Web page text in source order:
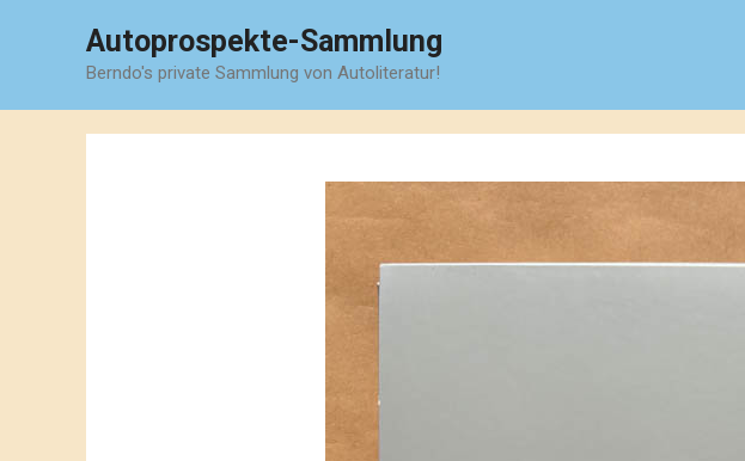
Autoprospekte-Sammlung
Berndo's private Sammlung von Autoliteratur!